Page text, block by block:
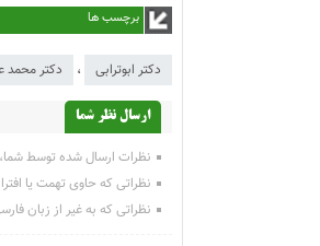
برچسب ها
دکتر ابوترابی ، دکتر محمد
ارسال نظر شما
نظرات ارسال شده توسط
نظراتی که حاوی تهمت یا
نظراتی که به غیر از زبان